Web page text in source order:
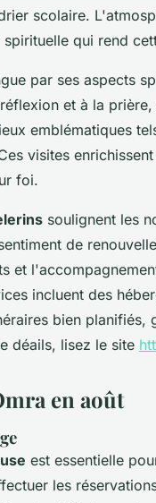
scolaire.
qui rend
par ses aspects
et à la
emblématiques
visites
foi.
soulignent les
de
et
incluent des
bien planifiés,
déails, lisez le site
en août
est essentielle
les